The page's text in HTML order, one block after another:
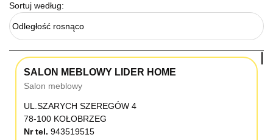
Sortuj według:
Odległość rosnąco
SALON MEBLOWY LIDER HOME
Salon meblowy
UL.SZARYCH SZEREGÓW 4
78-100 KOŁOBRZEG
Nr tel. 943519515